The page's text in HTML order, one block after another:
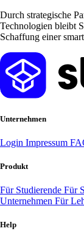
Durch strategische
Technologien bleibt
Schaffung einer
Unternehmen
Login Impressum
Produkt
Für Studierende Für
Unternehmen Für
Help